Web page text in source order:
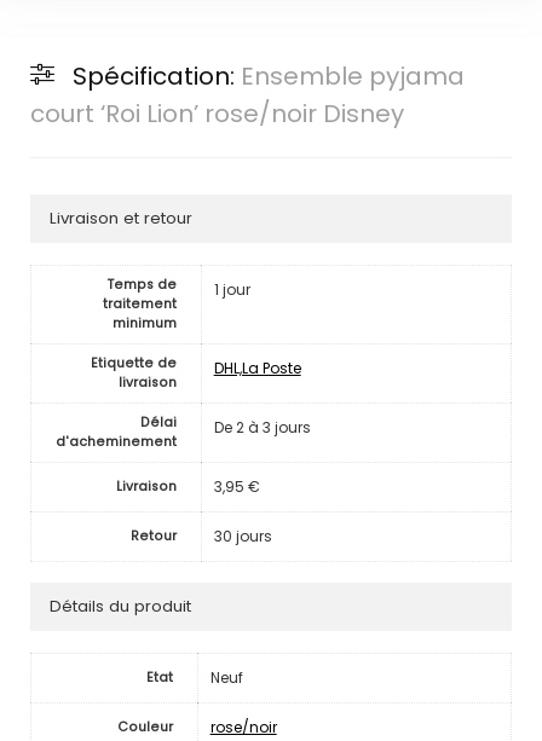
Spécification: Ensemble pyjama
court ‘Roi Lion’ rose/noir Disney
Livraison et retour
Temps de
traitement
minimum
1 jour
Etiquette de
livraison
DHL,La Poste
Délai
d'acheminement
De 2 à 3 jours
Livraison 3,95 €
Retour 30 jours
Détails du produit
Etat Neuf
Couleur rose/noir